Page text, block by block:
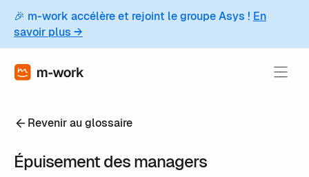
🎉 m-work accélère et rejoint le groupe Asys ! En
savoir plus →
Revenir au glossaire
Épuisement des managers